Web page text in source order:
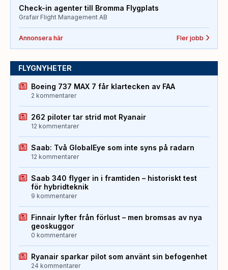
Check-in agenter till Bromma Flygplats
Grafair Flight Management AB
Annonsera här Fler jobb
FLYGNYHETER
Boeing 737 MAX 7 får klartecken av FAA
2 kommentarer
262 piloter tar strid mot Ryanair
12 kommentarer
Saab: Två GlobalEye som inte syns på radarn
12 kommentarer
Saab 340 flyger in i framtiden – historiskt test
för hybridteknik
9 kommentarer
Finnair lyfter från förlust – men bromsas av nya
geoskuggor
0 kommentarer
Ryanair sparkar pilot som använt sin befogenhet
24 kommentarer